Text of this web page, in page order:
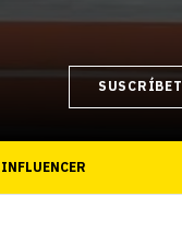
INFLUENCER